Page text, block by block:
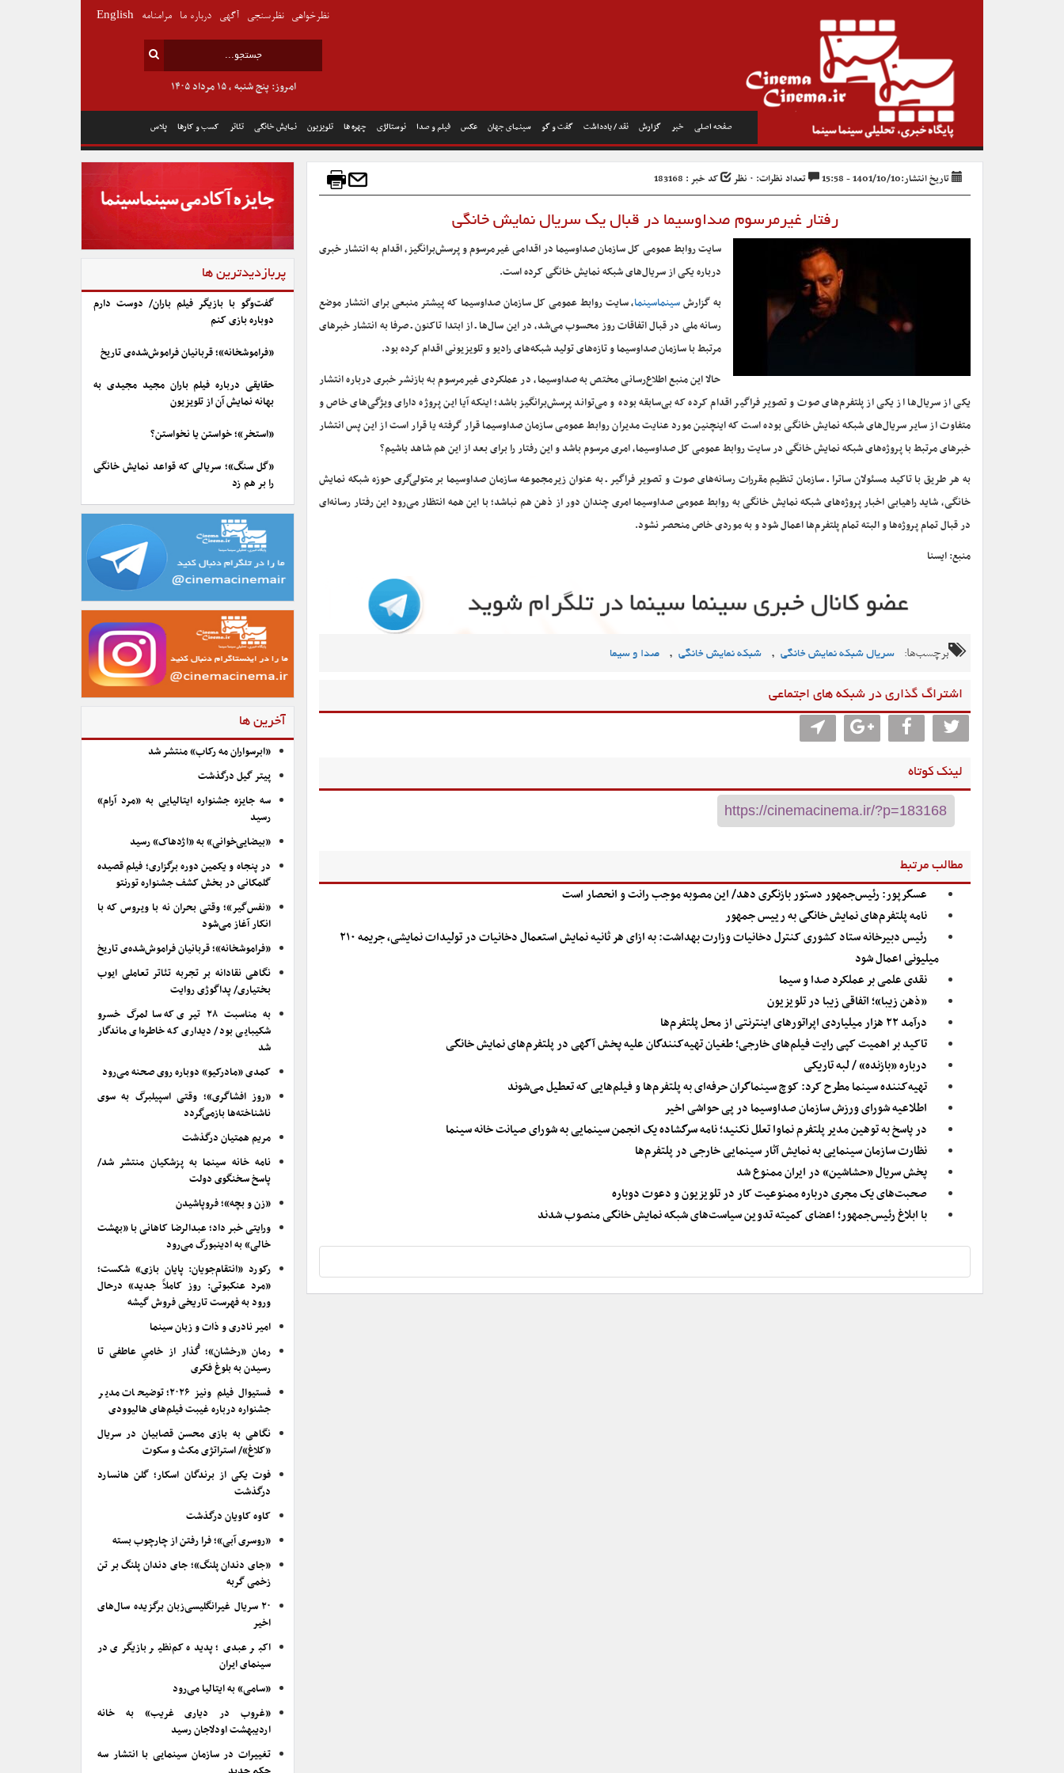
صفحه اصلی خبر گزارش نقد / یادداشت گفت و گو سینمای جهان عکس فیلم و صدا نوستالژی چهره ها تلویزیون نمایش خانگی تئاتر کسب و کارها پلاس
امروز: پنج شنبه , ۱۵ مرداد ۱۴۰۵
نظرخواهی نظرسنجی آگهی درباره ما مرامنامه English
تاریخ انتشار:1401/10/10 - 15:58 تعداد نظرات: ۰ نظر کد خبر : 183168
رفتار غیرمرسوم صداوسیما در قبال یک سریال نمایش خانگی
سایت روابط عمومی کل سازمان صداوسیما در اقدامی غیرمرسوم و پرسش‌برانگیز، اقدام به انتشار خبری
درباره یکی از سریال‌های شبکه نمایش خانگی کرده است.
به گزارشسینماسینما، سایت روابط عمومی کل سازمان صداوسیما که پیشتر منبعی برای انتشار موضع
رسانه ملی در قبال اتفاقات روز محسوب می‌شد، در این سال‌ها ـ از ابتدا تاکنون ـ صرفا به انتشار خبرهای
مرتبط با سازمان صداوسیما و تازه‌های تولید شبکه‌های رادیو و تلویزیونی اقدام کرده بود.
حالا این منبع اطلاع‌رسانی مختص به صداوسیما، در عملکردی غیرمرسوم به بازنشر خبری درباره انتشار
یکی از سریال‌ها از یکی از پلتفرم‌های صوت و تصویر فراگیر اقدام کرده که بی‌سابقه بوده و می‌تواند پرسش‌برانگیز باشد؛ اینکه آیا این پروژه دارای ویژگی‌های خاص و
متفاوت از سایر سریال‌های شبکه نمایش خانگی بوده است که اینچنین مورد عنایت مدیران روابط عمومی سازمان صداوسیما قرار گرفته یا قرار است از این پس انتشار
خبرهای مرتبط با پروژه‌های شبکه نمایش خانگی در سایت روابط عمومی کل صداوسیما، امری مرسوم باشد و این رفتار را برای بعد از این هم شاهد باشیم؟
به هر طریق با تاکید مسئولان ساترا ـ سازمان تنظیم مقررات رسانه‌های صوت و تصویر فراگیر ـ به عنوان زیرمجموعه سازمان صداوسیما بر متولی‌گری حوزه شبکه نمایش
خانگی، شاید راهیابی اخبار پروژه‌های شبکه نمایش خانگی به روابط عمومی صداوسیما امری چندان دور از ذهن هم نباشد؛ با این همه انتظار می‌رود این رفتار رسانه‌ای
در قبال تمام پروژه‌ها و البته تمام پلتفرم‌ها اعمال شود و به موردی خاص منحصر نشود.
منبع: ایسنا
برچسب‌ها: سریال شبکه نمایش خانگی , شبکه نمایش خانگی , صدا و سیما
اشتراگ گذاری در شبکه های اجتماعی
لینک کوتاه
مطالب مرتبط
عسگرپور: رئیس‌جمهور دستور بازنگری دهد/ این مصوبه موجب رانت و انحصار است
نامه پلتفرم‌های نمایش خانگی به رییس جمهور
رئیس دبیرخانه ستاد کشوری کنترل دخانیات وزارت بهداشت: به ازای هر ثانیه نمایش استعمال دخانیات در تولیدات نمایشی، جریمه ۲۱۰
میلیونی اعمال شود
نقدی علمی بر عملکرد صدا و سیما
«ذهن زیبا»؛ اتفاقی زیبا در تلویزیون
درآمد ۲۲ هزار میلیاردی اپراتورهای اینترنتی از محل پلتفرم‌ها
تاکید بر اهمیت کپی رایت فیلم‌های خارجی؛ طغیان تهیه‌کنندگان علیه پخش آگهی در پلتفرم‌های نمایش خانگی
درباره «بازنده» / لبه تاریکی
تهیه‌کننده سینما مطرح کرد: کوچ سینماگران حرفه‌ای به پلتفرم‌ها و فیلم‌هایی که تعطیل می‌شوند
اطلاعیه شورای ورزش سازمان صداوسیما در پی حواشی اخیر
در پاسخ به توهین مدیر پلتفرم نماوا تعلل نکنید؛ نامه سرگشاده یک انجمن سینمایی به شورای صیانت خانه سینما
نظارت سازمان سینمایی به نمایش آثار سینمایی خارجی در پلتفرم‌ها
پخش سریال «حشاشین» در ایران ممنوع شد
صحبت‌های یک مجری درباره ممنوعیت کار در تلویزیون و دعوت دوباره
با ابلاغ رئیس‌جمهور؛ اعضای کمیته تدوین سیاست‌های شبکه نمایش خانگی منصوب شدند
پربازدیدترین ها
گفت‌وگو با بازیگر فیلم باران/ دوست دارم
دوباره بازی کنم
«فراموشخانه»؛ قربانیان فراموش‌شده‌ی تاریخ
حقایقی درباره فیلم باران مجید مجیدی به
بهانه نمایش آن از تلویزیون
«استخر»؛ خواستن یا نخواستن؟
«گل سنگ»؛ سریالی که قواعد نمایش خانگی
را بر هم زد
آخرین ها
«ابرسواران مه رکاب» منتشر شد
پیتر گیل درگذشت
سه جایزه جشنواره ایتالیایی به «مرد آرام»
رسید
«بیضایی‌خوانی» به «اژدهاک» رسید
در پنجاه و یکمین دوره برگزاری؛ فیلم قصیده
گلمکانی در بخش کشف جشنواره تورنتو
«نفس‌گیر»؛ وقتی بحران نه با ویروس که با
انکار آغاز می‌شود
«فراموشخانه»؛ قربانیان فراموش‌شده‌ی تاریخ
نگاهی نقادانه بر تجربه تئاتر تعاملی ایوب
بختیاری/ پداگوژی روایت
به مناسبت ۲۸ تیری که سالمرگ خسرو
شکیبایی بود/ دیداری که خاطره‌ای ماندگار
شد
کمدی «مادرکیو» دوباره روی صحنه می‌رود
«روز افشاگری»؛ وقتی اسپیلبرگ به سوی
ناشناخته‌ها بازمی‌گردد
مریم همتیان درگذشت
نامه خانه سینما به پزشکیان منتشر شد/
پاسخ سخنگوی دولت
«زن و بچه»؛ فروپاشیدن
ورایتی خبر داد؛ عبدالرضا کاهانی با «بهشت
خالی» به ادینبورگ می‌رود
رکورد «انتقام‌جویان: پایان بازی» شکست؛
«مرد عنکبوتی: روز کاملاً جدید» درحال
ورود به فهرست تاریخی فروش گیشه
امیر نادری و ذات و زبان سینما
رمان «رخشان»؛ گُذار از خامیِ عاطفی تا
رسیدن به بلوغ فکری
فستیوال فیلم ونیز ۲۰۲۶؛ توضیحات مدیر
جشنواره درباره غیبت فیلم‌های هالیوودی
نگاهی به بازی محسن قصابیان در سریال
«کلاغ»/ استراتژی مکث و سکوت
فوت یکی از برندگان اسکار؛ گلن هانسارد
درگذشت
کاوه کاویان درگذشت
«روسری آبی»؛ فرا رفتن از چارچوب بسته
«جای دندان پلنگ»؛ جای دندان پلنگ بر تن
زخمی گربه
۲۰ سریال غیرانگلیسی‌زبان برگزیده سال‌های
اخیر
اکبر عبدی؛ پدیده کم‌نظیر بازیگری در
سینمای ایران
«سامی» به ایتالیا می‌رود
«غروب در دیاری غریب» به خانه
اردیبهشت اودلاجان رسید
تغییرات در سازمان سینمایی با انتشار سه